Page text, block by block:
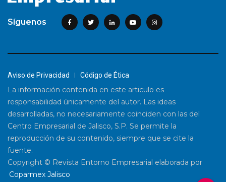
Síguenos
Aviso de Privacidad Código de Ética
La información contenida en este articulo es
responsabilidad únicamente del autor. Las ideas
desarrolladas, no necesariamente coinciden con las del
Centro Empresarial de Jalisco, S.P. Se permite la
reproducción de su contenido, siempre que se cite la
fuente.
Copyright © Revista Entorno Empresarial elaborada por
Coparmex Jalisco